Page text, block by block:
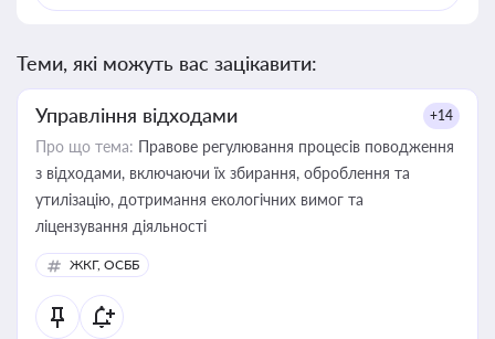
Теми, які можуть вас зацікавити:
Управління відходами +14
Про що тема: Правове регулювання процесів поводження
з відходами, включаючи їх збирання, оброблення та
утилізацію, дотримання екологічних вимог та
ліцензування діяльності
ЖКГ, ОСББ